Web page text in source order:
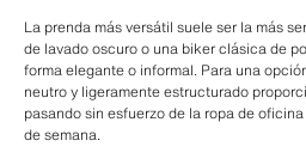
La prenda más versátil suele ser la más
de lavado oscuro o una biker clásica de
forma elegante o informal. Para una
neutro y ligeramente estructurado
pasando sin esfuerzo de la ropa de
de semana.